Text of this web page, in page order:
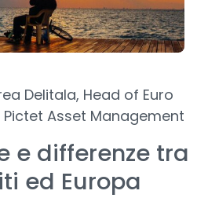
Delitala, Head of Euro
Pictet Asset Management
e differenze tra
ed Europa